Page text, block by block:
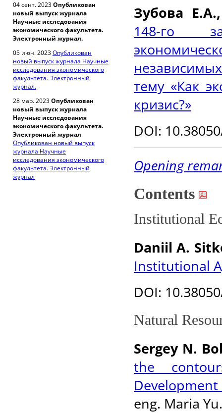
04 сент. 2023Опубликован
новый выпуск журнала
Научные исследования
экономического факультета.
Электронный журнал.
05 июн. 2023Опубликован
новый выпуск журнала Научные
исследования экономического
факультета. Электронный
журнал.
28 мар. 2023Опубликован
новый выпуск журнала
Научные исследования
экономического факультета.
Электронный журнал
Опубликован новый выпуск
журнала Научные
исследования экономического
факультета. Электронный
журнал
Зубова
148-го
тему «Как
кризис?»
DOI:
Opening
Contents
Institutional
Daniil A.
Institutional
DOI:
Natural
Sergey N.
the
eng. Maria